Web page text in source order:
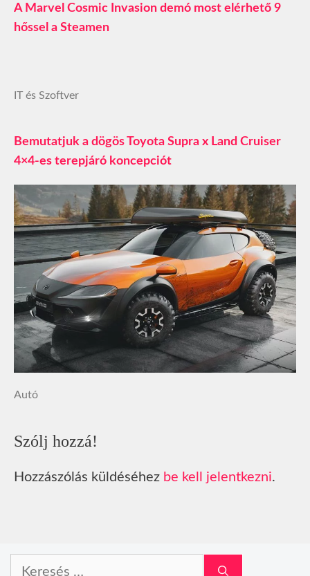
A Marvel Cosmic Invasion demó most elérhető 9
hőssel a Steamen
IT és Szoftver
Bemutatjuk a dögös Toyota Supra x Land Cruiser
4×4-es terepjáró koncepciót
Autó
Szólj hozzá!
Hozzászólás küldéséhez be kell jelentkezni.